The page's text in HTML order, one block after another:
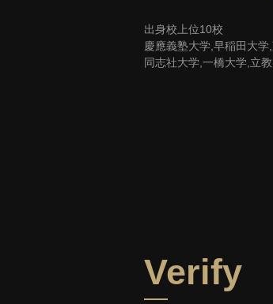
出身校上位10校
慶應義塾大学,早稲田大
同志社大学,一橋大学,立
Verify